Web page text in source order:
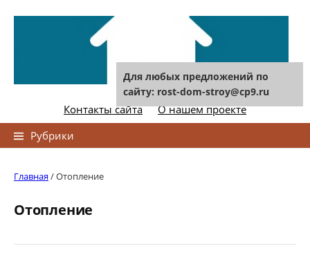
Контакты сайта
О нашем проекте
Рубрики
Главная/Отопление
Отопление
Для любых предложений по
сайту: rost-dom-stroy@cp9.ru